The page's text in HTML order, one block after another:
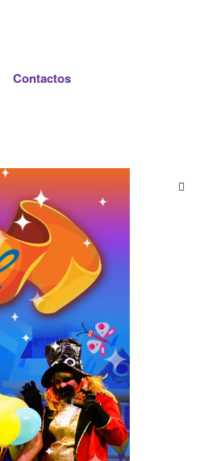
Contactos